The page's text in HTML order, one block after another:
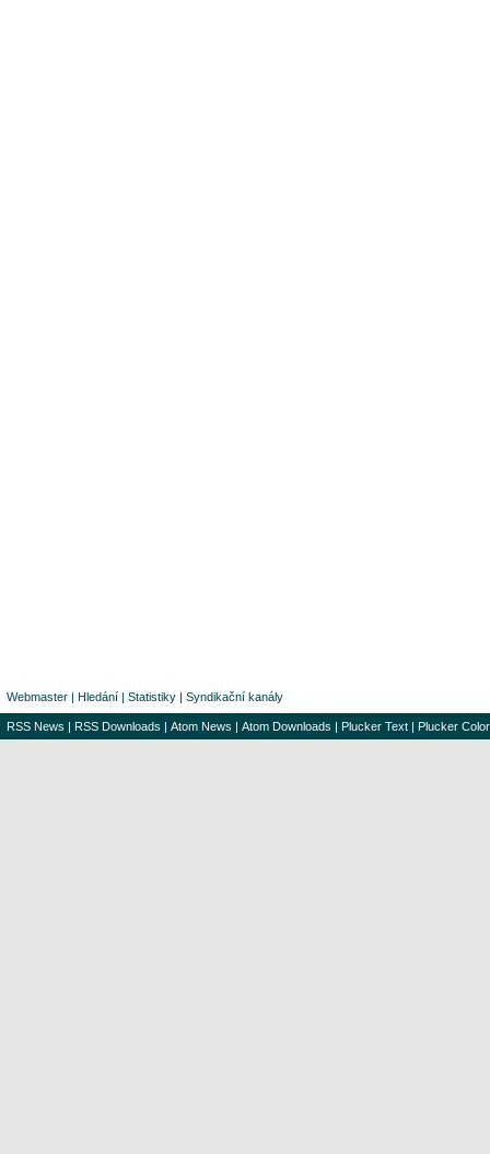
Webmaster | Hledání | Statistiky | Syndikační kanály
RSS News | RSS Downloads | Atom News | Atom Downloads | Plucker Text | Plucker Color